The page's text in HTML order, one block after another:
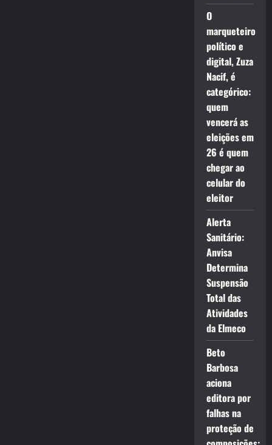
O
marqueteiro
político e
digital, Zuza
Nacif, é
categórico:
quem
vencerá as
eleições em
26 é quem
chegar ao
celular do
eleitor
Alerta
Sanitário:
Anvisa
Determina
Suspensão
Total das
Atividades
da Elmeco
Beto
Barbosa
aciona
editora por
falhas na
proteção de